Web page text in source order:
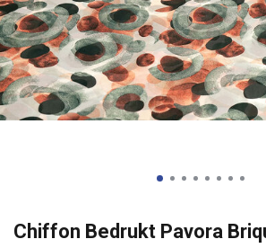
Chiffon Bedrukt Pavora